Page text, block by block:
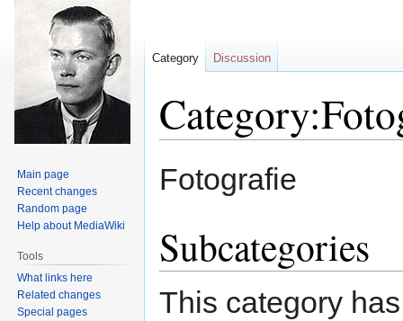
to
to
Fotografie
Subcategories
This category
Category Discussion
Main page
Recent changes
Random page
Help about MediaWiki
Tools
What links here
Related changes
Special pages